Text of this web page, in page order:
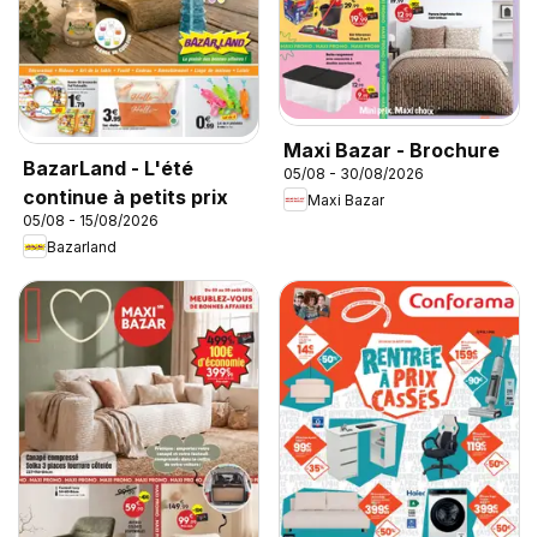
BazarLand - L'été
continue à petits prix
05/08 - 15/08/2026
Bazarland
Maxi Bazar - Brochure
05/08 - 30/08/2026
Maxi Bazar